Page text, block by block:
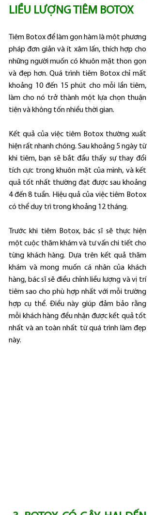
LIỀU LƯỢNG TIÊM BOTOX
Tiêm Botox để làm gọn hàm là một phương
pháp đơn giản và ít xâm lấn, thích hợp cho
những người muốn có khuôn mặt thon gọn
và đẹp hơn. Quá trình tiêm Botox chỉ mất
khoảng 10 đến 15 phút cho mỗi lần tiêm,
làm cho nó trở thành một lựa chọn thuận
tiện và không tốn nhiều thời gian.
Kết quả của việc tiêm Botox thường xuất
hiện rất nhanh chóng. Sau khoảng 5 ngày từ
khi tiêm, bạn sẽ bắt đầu thấy sự thay đổi
tích cực trong khuôn mặt của mình, và kết
quả tốt nhất thường đạt được sau khoảng
4 đến 8 tuần. Hiệu quả của việc tiêm Botox
có thể duy trì trong khoảng 12 tháng.
Trước khi tiêm Botox, bác sĩ sẽ thực hiện
một cuộc thăm khám và tư vấn chi tiết cho
từng khách hàng. Dựa trên kết quả thăm
khám và mong muốn cá nhân của khách
hàng, bác sĩ sẽ điều chỉnh liều lượng và vị trí
tiêm sao cho phù hợp nhất với mỗi trường
hợp cụ thể. Điều này giúp đảm bảo rằng
mỗi khách hàng đều nhận được kết quả tốt
nhất và an toàn nhất từ quá trình làm đẹp
này.